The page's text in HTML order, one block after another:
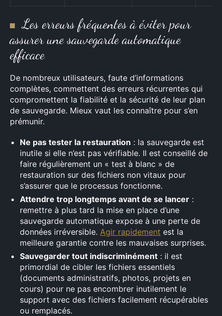
Les erreurs fréquentes à éviter pour
assurer une sauvegarde automatique
efficace
De nombreux utilisateurs, faute d’informations
complètes, commettent des erreurs récurrentes qui
compromettent la fiabilité et la sécurité de leur plan
de sauvegarde. Mieux vaut les connaître pour s’en
prémunir.
Ne pas tester la restauration : la sauvegarde est
inutile si elle n’est pas vérifiable. Il est conseillé de
faire régulièrement un « test à blanc » de
restauration sur des fichiers non vitaux pour
s’assurer que le processus fonctionne.
Attendre trop longtemps avant de se lancer :
remettre à plus tard la mise en place d’une
sauvegarde automatique expose à une perte de
données irréversible. Agir rapidement est la
meilleure garantie contre les mauvaises surprises.
Sauvegarder tout indiscriminément : il est
primordial de cibler les fichiers essentiels
(documents administratifs, photos, projets en
cours) pour ne pas encombrer inutilement le
support avec des fichiers facilement récupérables
ou remplacés.